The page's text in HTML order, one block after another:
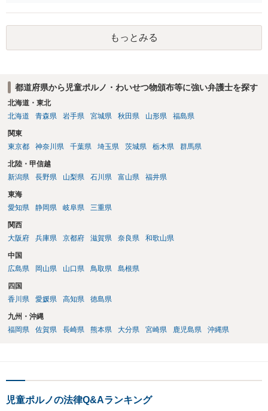
もっとみる
都道府県から児童ポルノ・わいせつ物頒布等に強い弁護士を探す
北海道・東北
北海道
青森県 岩手県 宮城県 秋田県 山形県 福島県
関東
東京都
神奈川県 千葉県 埼玉県 茨城県 栃木県 群馬県
北陸・甲信越
新潟県
長野県 山梨県 石川県 富山県 福井県
東海
愛知県
静岡県 岐阜県 三重県
関西
大阪府
兵庫県 京都府 滋賀県 奈良県 和歌山県
中国
広島県
岡山県 山口県 鳥取県 島根県
四国
香川県
愛媛県 高知県 徳島県
九州・沖縄
福岡県
佐賀県 長崎県 熊本県 大分県 宮崎県 鹿児島県 沖縄県
児童ポルノの法律Q&Aランキング